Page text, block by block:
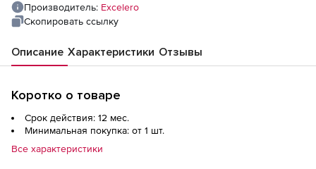
Производитель: Excelero
Скопировать ссылку
Описание Характеристики Отзывы
Коротко о товаре
Срок действия: 12 мес.
Минимальная покупка: от 1 шт.
Все характеристики